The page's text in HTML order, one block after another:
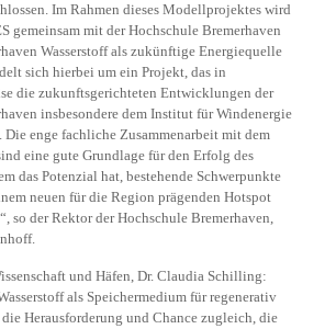
Im Rahmen dieses Modellprojektes wird
gemeinsam mit der Hochschule Bremerhaven
Wasserstoff als zukünftige Energiequelle
sich hierbei um ein Projekt, das in
die zukunftsgerichteten Entwicklungen der
insbesondere dem Institut für Windenergie
enge fachliche Zusammenarbeit mit dem
eine gute Grundlage für den Erfolg des
das Potenzial hat, bestehende Schwerpunkte
neuen für die Region prägenden Hotspot
so der Rektor der Hochschule Bremerhaven,
und Häfen, Dr. Claudia Schilling:
als Speichermedium für regenerativ
Herausforderung und Chance zugleich, die